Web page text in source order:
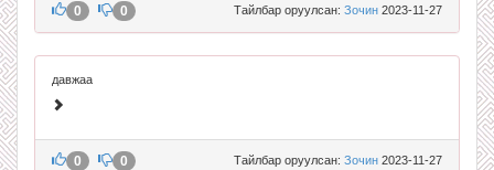
Тайлбар оруулсан: Зочин 2023-11-27
0 0
давжаа
Тайлбар оруулсан: Зочин 2023-11-27
0 0